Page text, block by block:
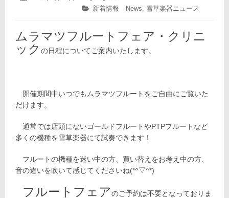
10
日
稿
カ
リ
ー:
新着情報 News, 雪草楽器ニュース
ムラマツフルートフェア・クリニ
ック の日程についてご案内いたします。
開催期間中いつでもムラマツフルートをご自由にご覧いた
だけます。
通常では店頭にないゴールドフルートやPTPフルートなど
多くの機種を雪草楽器にて試奏できます！
フルートの機種を迷い中の方、買い替えをお考え中の方、
音の違いを吹いて感じてくださいね(*^▽^*)
フルートフェアのご予約は不要となっておりま